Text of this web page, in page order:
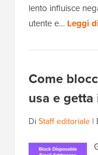
lento influisce
utente e… Leggi
Come
usa e
Di Staff editoriale |